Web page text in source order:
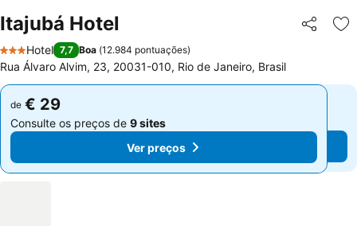
Itajubá Hotel Partilhar
3 Estrelas
Hotel 7,7 Boa (12.984 pontuações)
Rua Álvaro Alvim, 23, 20031-010, Rio de Janeiro, Brasil
de € 29
Consulte os preços de 9 sites
Ver preços
de € 29
Consulte os preços de 9 sites
Ver preços